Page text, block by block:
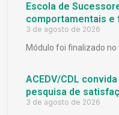
Escola de
comportamentais e
3 de agosto de 2026
Módulo foi finalizado no
ACEDV/CDL
pesquisa de
3 de agosto de 2026